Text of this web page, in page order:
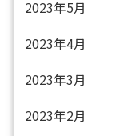
2023年5月
2023年4月
2023年3月
2023年2月